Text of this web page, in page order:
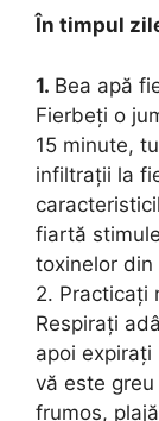
În timpul
1. Bea apă
Fierbeți o
15 minute,
infiltrații la
fiartă
toxinelor din
2. Practicați
Respirați
apoi expirați
vă este
frumos,